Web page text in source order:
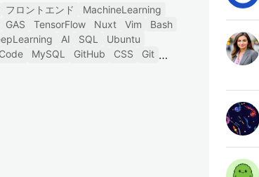
フロントエンド
MachineLearning
GAS TensorFlow Nuxt Vim
Bash
AI SQL
Ubuntu
MySQL GitHub CSS Git